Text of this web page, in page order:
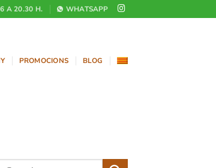
A 20.30 H. WHATSAPP
PROMOCIONS BLOG